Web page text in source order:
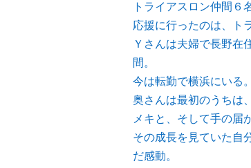
トライアスロン仲間６
応援に行ったのは、ト
Ｙさんは夫婦で長野在
間。
今は転勤で横浜にいる。
奥さんは最初のうちは
メキと、そして手の届
その成長を見ていた自
だ感動。